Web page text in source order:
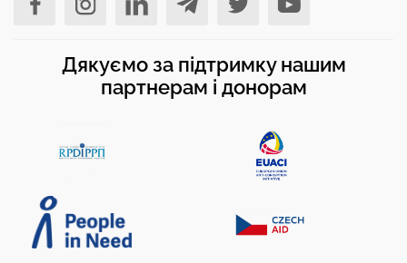
Дякуємо за підтримку нашим
партнерам і донорам